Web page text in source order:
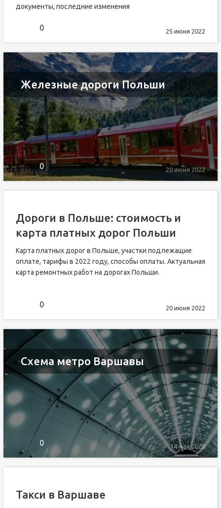
документы, последние изменения
0 25 июня 2022
Железные дороги Польши
0 20 июня 2022
Дороги в Польше: стоимость и
карта платных дорог Польши
Карта платных дорог в Польше, участки подлежащие
оплате, тарифы в 2022 году, способы оплаты. Актуальная
карта ремонтных работ на дорогах Польши.
0 20 июня 2022
Схема метро Варшавы
0 14 мая 2020
Такси в Варшаве